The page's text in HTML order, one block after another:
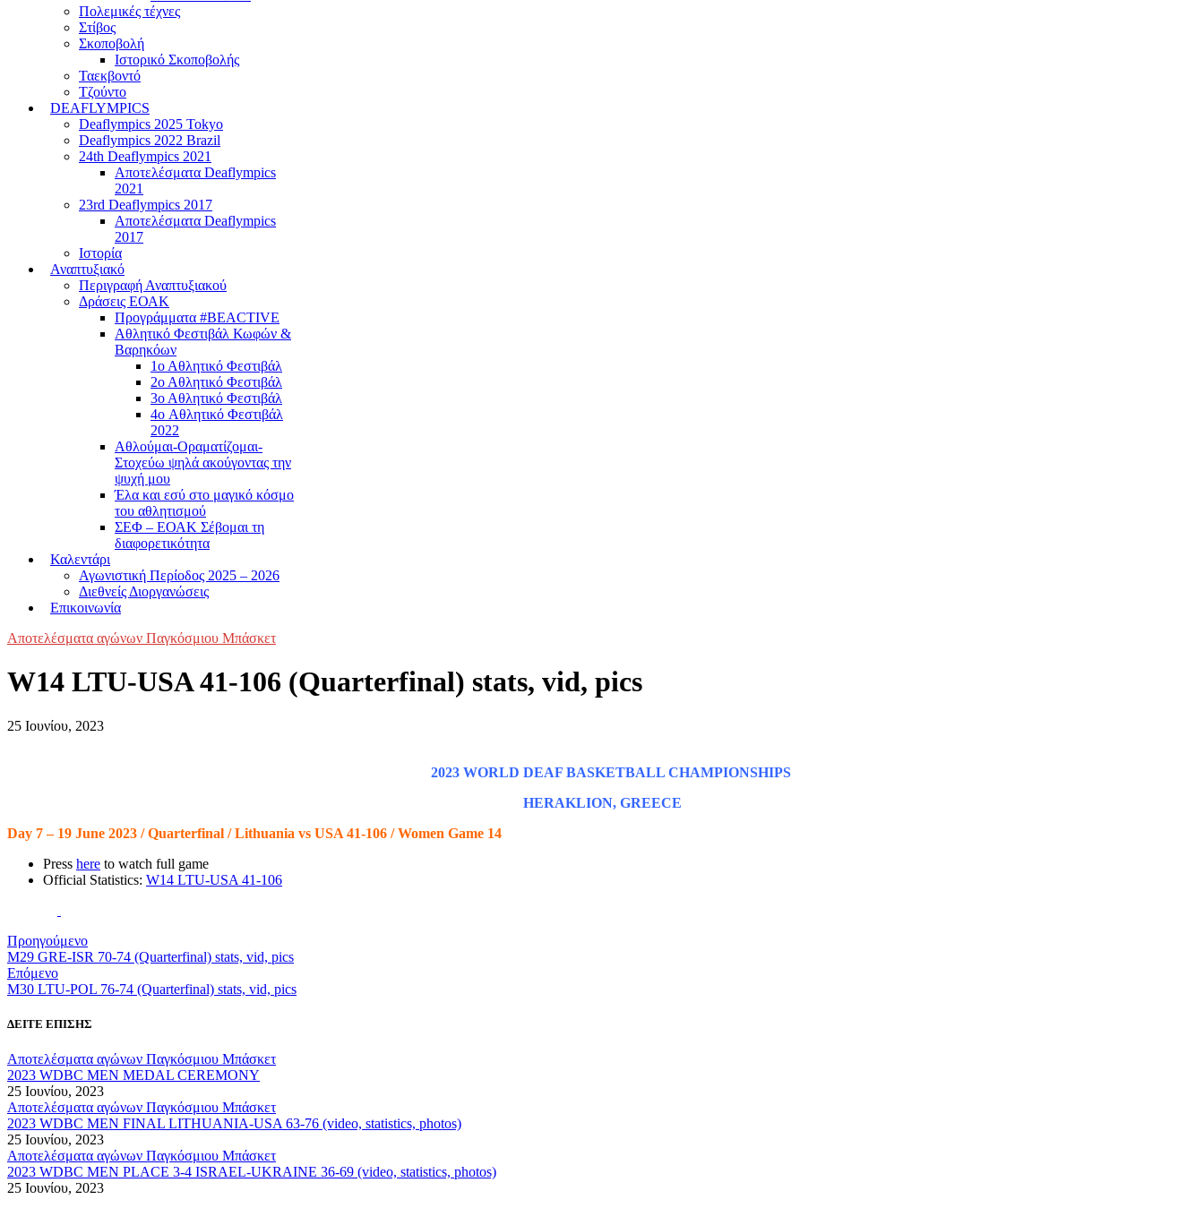
Πολεμικές τέχνες
Στίβος
Σκοποβολή
Ιστορικό Σκοποβολής
Ταεκβοντό
Τζούντο
DEAFLYMPICS
Deaflympics 2025 Tokyo
Deaflympics 2022 Brazil
24th Deaflympics 2021
Αποτελέσματα Deaflympics
2021
23rd Deaflympics 2017
Αποτελέσματα Deaflympics
2017
Ιστορία
Αναπτυξιακό
Περιγραφή Αναπτυξιακού
Δράσεις ΕΟΑΚ
Προγράμματα #BEACTIVE
Αθλητικό Φεστιβάλ Κωφών &
Βαρηκόων
1ο Αθλητικό Φεστιβάλ
2ο Αθλητικό Φεστιβάλ
3ο Αθλητικό Φεστιβάλ
4o Αθλητικό Φεστιβάλ
2022
Αθλούμαι-Οραματίζομαι-
Στοχεύω ψηλά ακούγοντας την
ψυχή μου
Έλα και εσύ στο μαγικό κόσμο
του αθλητισμού
ΣΕΦ – ΕΟΑΚ Σέβομαι τη
διαφορετικότητα
Καλεντάρι
Αγωνιστική Περίοδος 2025 – 2026
Διεθνείς Διοργανώσεις
Επικοινωνία
Αποτελέσματα αγώνων Παγκόσμιου Μπάσκετ
W14 LTU-USA 41-106 (Quarterfinal) stats, vid, pics
25 Ιουνίου, 2023
2023 WORLD DEAF BASKETBALL CHAMPIONSHIPS
HERAKLION, GREECE
Day 7 – 19 June 2023 / Quarterfinal / Lithuania vs USA 41-106 / Women Game 14
Press here to watch full game
Official Statistics: W14 LTU-USA 41-106
Προηγούμενο
M29 GRE-ISR 70-74 (Quarterfinal) stats, vid, pics
Επόμενο
M30 LTU-POL 76-74 (Quarterfinal) stats, vid, pics
ΔΕΙΤΕ ΕΠΙΣΗΣ
Αποτελέσματα αγώνων Παγκόσμιου Μπάσκετ
2023 WDBC MEN MEDAL CEREMONY
25 Ιουνίου, 2023
Αποτελέσματα αγώνων Παγκόσμιου Μπάσκετ
2023 WDBC MEN FINAL LITHUANIA-USA 63-76 (video, statistics, photos)
25 Ιουνίου, 2023
Αποτελέσματα αγώνων Παγκόσμιου Μπάσκετ
2023 WDBC MEN PLACE 3-4 ISRAEL-UKRAINE 36-69 (video, statistics, photos)
25 Ιουνίου, 2023